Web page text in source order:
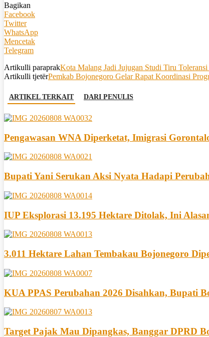
Bagikan
Facebook
Twitter
WhatsApp
Mencetak
Telegram
Artikulli paraprakKota Malang Jadi Jujugan Studi Tiru Toleransi
Artikulli tjetërPemkab Bojonegoro Gelar Rapat Koordinasi
ARTIKEL TERKAIT DARI PENULIS
Pengawasan WNA Diperketat, Imigrasi
Bupati Yani Serukan Aksi Nyata Hadapi
IUP Eksplorasi 13.195 Hektare Ditolak, Ini
3.011 Hektare Lahan Tembakau Bojonegoro
KUA PPAS Perubahan 2026 Disahkan, Bupati
Target Pajak Mau Dipangkas, Banggar DPRD